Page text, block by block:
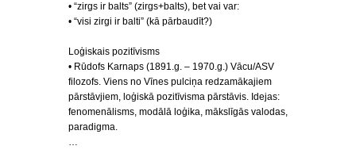
• “zirgs ir balts” (zirgs+balts), bet vai var:
• “visi zirgi ir balti” (kā pārbaudīt?)
Loģiskais pozitīvisms
• Rūdofs Karnaps (1891.g. – 1970.g.) Vācu/ASV
filozofs. Viens no Vīnes pulciņa redzamākajiem
pārstāvjiem, loģiskā pozitīvisma pārstāvis. Idejas:
fenomenālisms, modālā loģika, mākslīgās valodas,
paradigma.
…